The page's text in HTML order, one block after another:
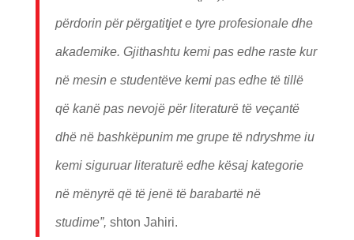
përdorin për përgatitjet e tyre profesionale dhe
akademike. Gjithashtu kemi pas edhe raste kur
në mesin e studentëve kemi pas edhe të tillë
që kanë pas nevojë për literaturë të veçantë
dhë në bashkëpunim me grupe të ndryshme iu
kemi siguruar literaturë edhe kësaj kategorie
në mënyrë që të jenë të barabartë në
studime”, shton Jahiri.